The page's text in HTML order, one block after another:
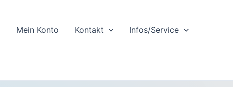
Mein Konto Kontakt Infos/Service